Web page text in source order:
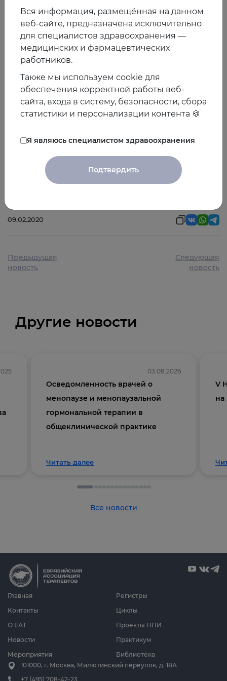
от исходного насыщения кислородом
(комбинированная конечная точка p = 0,79; смерть от
поводу ИМ p = 0,86; госпитализация по поводу
сердечной недостаточности p = 0,35).
Выводы
Независимо от исходного уровня насыщения
кислородом авторы не обнаружили клинически
значимого положительного эффекта рутинной
ИМ в отношении сердечно-сосудистых исходов. В
качестве независимого маркера неблагоприятного
прогноза было определено низкое нормальное
исходное насыщение кислородом или развитие
09.02.2020
Предыдущая
новость
Следующая
новость
Другие новости
03.08.2026
Осведомленность врачей о
менопаузе и менопаузальной
гормональной терапии в
общеклинической практике
Читать далее
V
на
Все новости
Главная
О ЕАТ
Новости
Мероприятия
Циклы
Проекты НПИ
Практикум
Библиотека
Регистры
Контакты
101000, г. Москва, Милютинский переулок, д. 18А
+7 (495) 708-42-23
Вся информация, размещённая на данном
веб-сайте, предназначена исключительно
для специалистов здравоохранения —
медицинских и фармацевтических
работников.
Также мы используем cookie для
обеспечения корректной работы веб-
сайта, входа в систему, безопасности, сбора
статистики и персонализации контента 🍪
Я являюсь специалистом здравоохранения
Подтвердить